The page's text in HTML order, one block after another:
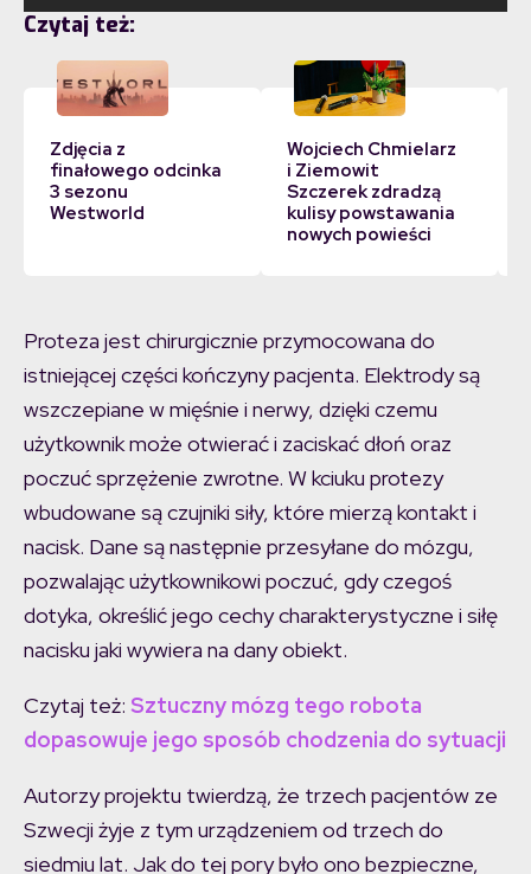
Czytaj też:
Zdjęcia z
finałowego odcinka
3 sezonu
Westworld
Wojciech Chmielarz
i Ziemowit
Szczerek zdradzą
kulisy powstawania
nowych powieści
Proteza jest chirurgicznie przymocowana do
istniejącej części kończyny pacjenta. Elektrody są
wszczepiane w mięśnie i nerwy, dzięki czemu
użytkownik może otwierać i zaciskać dłoń oraz
poczuć sprzężenie zwrotne. W kciuku protezy
wbudowane są czujniki siły, które mierzą kontakt i
nacisk. Dane są następnie przesyłane do mózgu,
pozwalając użytkownikowi poczuć, gdy czegoś
dotyka, określić jego cechy charakterystyczne i siłę
nacisku jaki wywiera na dany obiekt.
Czytaj też: Sztuczny mózg tego robota
dopasowuje jego sposób chodzenia do sytuacji
Autorzy projektu twierdzą, że trzech pacjentów ze
Szwecji żyje z tym urządzeniem od trzech do
siedmiu lat. Jak do tej pory było ono bezpieczne,